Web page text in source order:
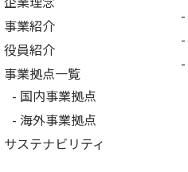
事業紹介
役員紹介
事業拠点一覧
国内事業拠点
海外事業拠点
サステナビリティ